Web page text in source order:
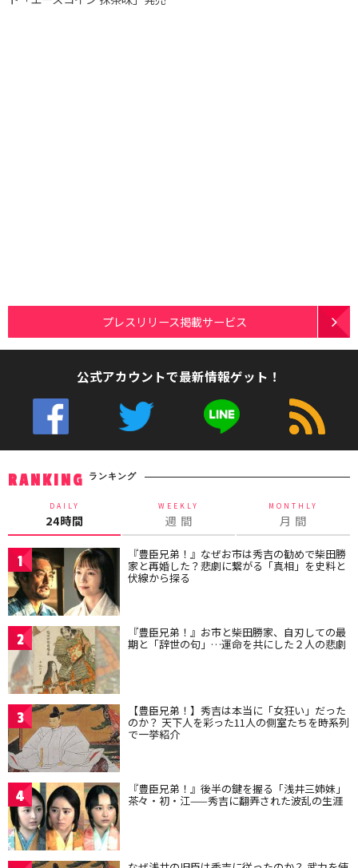
プレスリリース掲載サービス
公式アカウントで最新情報ゲット！
RANKING ランキング
DAILY
24時間
WEEKLY
週 間
MONTHLY
月 間
1 『豊臣兄弟！』なぜお市は秀吉の勧めで柴田勝
家と再婚した？悲劇に繋がる「真相」を史料と
伏線から探る
2 『豊臣兄弟！』お市と柴田勝家、自刃しての最
期と「辞世の句」…運命を共にした２人の悲劇
3 【豊臣兄弟！】秀吉は本当に「女狂い」だった
のか？ 天下人を彩った11人の側室たちを時系列
で一挙紹介
4 『豊臣兄弟！』後半の鍵を握る「浅井三姉妹」
茶々・初・江——秀吉に翻弄された波乱の生涯